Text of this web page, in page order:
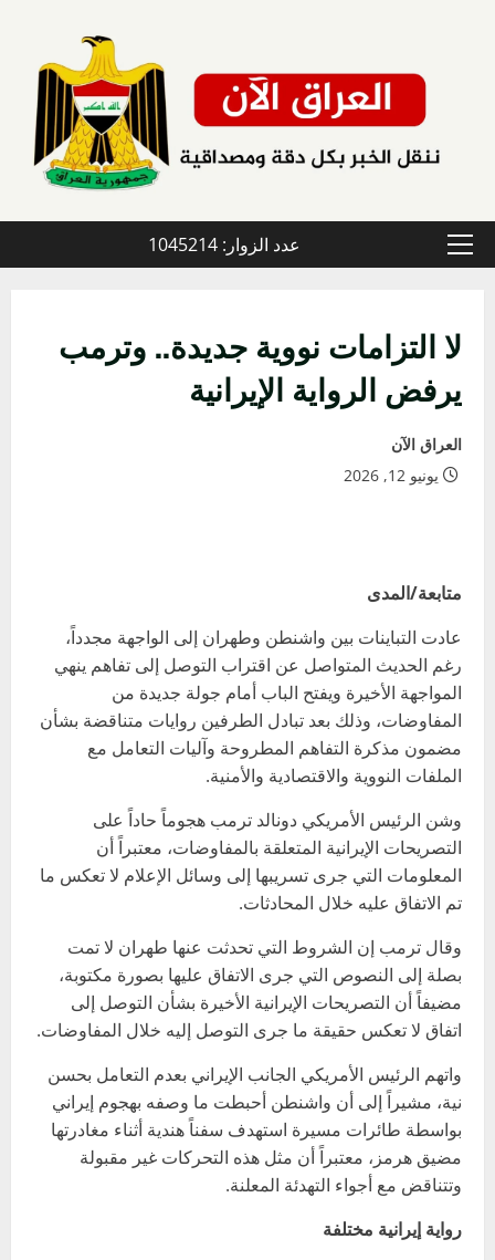
القائمة
عدد الزوار: 1045214
لا التزامات نووية جديدة.. وترمب
يرفض الرواية الإيرانية
العراق الآن
يونيو 12, 2026
متابعة/المدى
عادت التباينات بين واشنطن وطهران إلى الواجهة مجدداً،
رغم الحديث المتواصل عن اقتراب التوصل إلى تفاهم ينهي
المواجهة الأخيرة ويفتح الباب أمام جولة جديدة من
المفاوضات، وذلك بعد تبادل الطرفين روايات متناقضة بشأن
مضمون مذكرة التفاهم المطروحة وآليات التعامل مع
الملفات النووية والاقتصادية والأمنية.
وشن الرئيس الأمريكي دونالد ترمب هجوماً حاداً على
التصريحات الإيرانية المتعلقة بالمفاوضات، معتبراً أن
المعلومات التي جرى تسريبها إلى وسائل الإعلام لا تعكس ما
تم الاتفاق عليه خلال المحادثات.
وقال ترمب إن الشروط التي تحدثت عنها طهران لا تمت
بصلة إلى النصوص التي جرى الاتفاق عليها بصورة مكتوبة،
مضيفاً أن التصريحات الإيرانية الأخيرة بشأن التوصل إلى
اتفاق لا تعكس حقيقة ما جرى التوصل إليه خلال المفاوضات.
واتهم الرئيس الأمريكي الجانب الإيراني بعدم التعامل بحسن
نية، مشيراً إلى أن واشنطن أحبطت ما وصفه بهجوم إيراني
بواسطة طائرات مسيرة استهدف سفناً هندية أثناء مغادرتها
مضيق هرمز، معتبراً أن مثل هذه التحركات غير مقبولة
وتتناقض مع أجواء التهدئة المعلنة.
رواية إيرانية مختلفة